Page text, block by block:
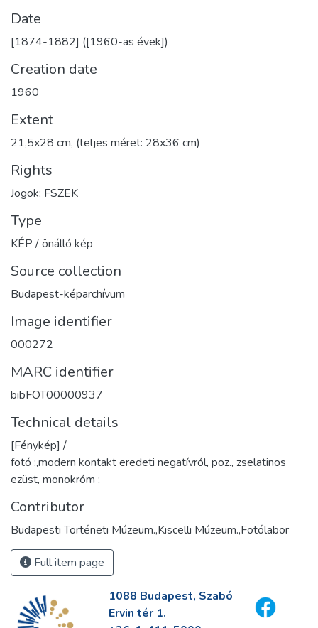
Date
[1874-1882] ([1960-as évek])
Creation date
1960
Extent
21,5x28 cm, (teljes méret: 28x36 cm)
Rights
Jogok: FSZEK
Type
KÉP / önálló kép
Source collection
Budapest-képarchívum
Image identifier
000272
MARC identifier
bibFOT00000937
Technical details
[Fénykép] /
fotó :,modern kontakt eredeti negatívról, poz., zselatinos
ezüst, monokróm ;
Contributor
Budapesti Történeti Múzeum.,Kiscelli Múzeum.,Fotólabor
Full item page
1088 Budapest, Szabó
Ervin tér 1.